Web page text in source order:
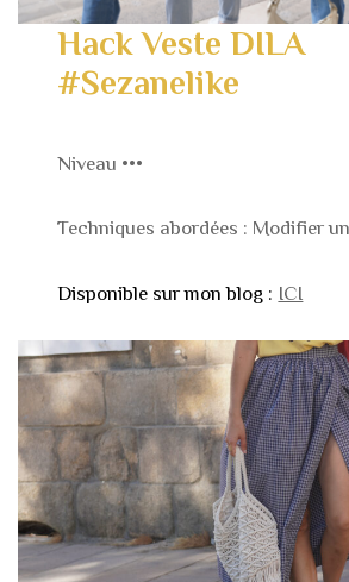
Hack Veste DILA
#Sezanelike
Niveau •••
Techniques abordées : Modifier
Disponible sur mon blog : ICI